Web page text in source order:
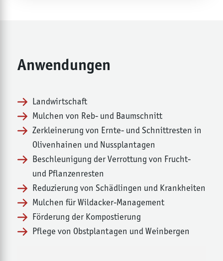
Anwendungen
Landwirtschaft
Mulchen von Reb- und Baumschnitt
Zerkleinerung von Ernte- und Schnittresten in
Olivenhainen und Nussplantagen
Beschleunigung der Verrottung von Frucht-
und Pflanzenresten
Reduzierung von Schädlingen und Krankheiten
Mulchen für Wildacker-Management
Förderung der Kompostierung
Pflege von Obstplantagen und Weinbergen